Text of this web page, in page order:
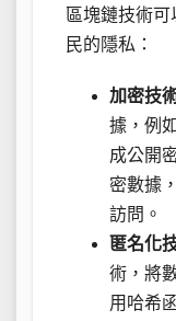
區塊鏈技術
民的隱私：
加密技
據，例
成公開
密數據
訪問。
匿名化
術，將
用哈希